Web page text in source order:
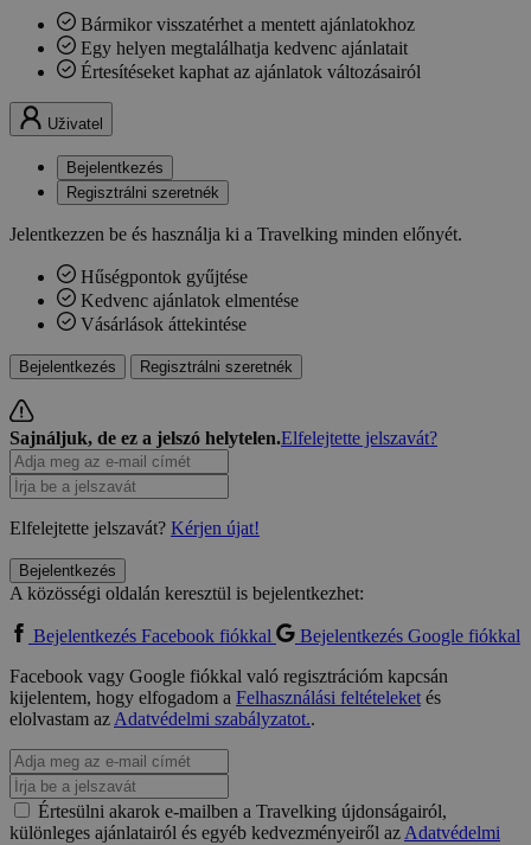
Bármikor visszatérhet a mentett ajánlatokhoz
Egy helyen megtalálhatja kedvenc ajánlatait
Értesítéseket kaphat az ajánlatok változásairól
Uživatel
Bejelentkezés
Regisztrálni szeretnék
Jelentkezzen be és használja ki a Travelking minden előnyét.
Hűségpontok gyűjtése
Kedvenc ajánlatok elmentése
Vásárlások áttekintése
Bejelentkezés Regisztrálni szeretnék
Sajnáljuk, de ez a jelszó helytelen.Elfelejtette jelszavát?
Elfelejtette jelszavát? Kérjen újat!
Bejelentkezés
A közösségi oldalán keresztül is bejelentkezhet:
Bejelentkezés Facebook fiókkal
Bejelentkezés Google fiókkal
Facebook vagy Google fiókkal való regisztrációm kapcsán
kijelentem, hogy elfogadom a Felhasználási feltételeketés
elolvastam azAdatvédelmi szabályzatot..
Értesülni akarok e-mailben a Travelking újdonságairól,
különleges ajánlatairól és egyéb kedvezményeiről azAdatvédelmi